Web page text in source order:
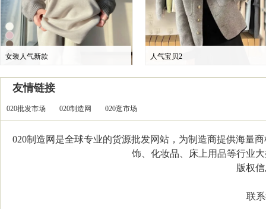
女装人气新款 人气宝贝2
友情链接
020批发市场 020制造网 020逛市场
020制造网是全球专业的货源批发网站，为制造商提供海量
饰、化妆品、床上用品等行业
版权信
联